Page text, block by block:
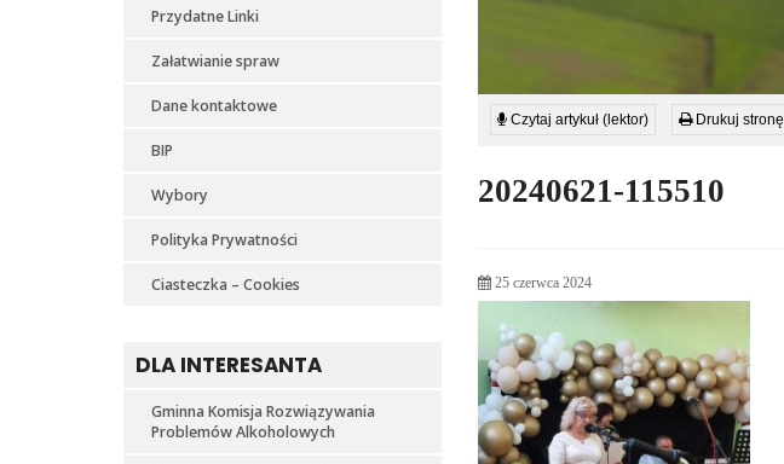
Przydatne Linki
Załatwianie spraw
Dane kontaktowe
BIP
Wybory
Polityka Prywatności
Ciasteczka – Cookies
DLA INTERESANTA
Gminna Komisja Rozwiązywania
Problemów Alkoholowych
Czytaj artykuł (lektor) Drukuj stronę
20240621-115510
25 czerwca 2024